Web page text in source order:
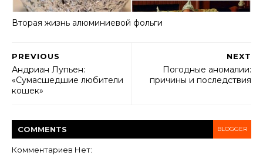
Вторая жизнь алюминиевой фольги
NEXT
Погодные аномалии:
причины и последствия
PREVIOUS
Андриан Лупьен:
«Сумасшедшие любители
кошек»
COMMENTS BLOGGER
Комментариев Нет: